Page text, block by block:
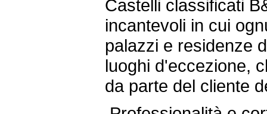
Castelli classificati
incantevoli in cui
palazzi e residenze
luoghi d'eccezione,
da parte del cliente